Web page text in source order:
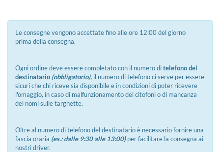
Le consegne vengono accettate fino alle ore 12:00 del giorno
prima della consegna.
Ogni ordine deve essere completato con il numero ditelefono del
destinatario (obbligatorio), il numero di telefono ci serve per essere
sicuri che chi riceve sia disponibile e in condizioni di poter ricevere
l'omaggio, in caso di malfunzionamento dei citofoni o di mancanza
dei nomi sulle targhette.
Oltre al numero di telefono del destinatario è necessario fornire una
fascia oraria (es.: dalle 9:30 alle 13:00)per facilitare la consegna ai
nostri driver.